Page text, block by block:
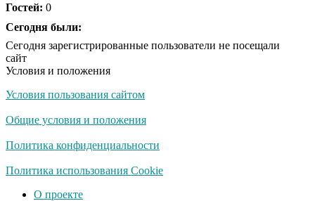
Забывший о
Плющенко отправляет
Азербайджан
Гостей: 0
Сегодня были:
Сегодня зарегистрированные пользователи не посещали
сайт
Условия и положения
Условия пользования сайтом
Общие условия и положения
Политика конфиденциальности
Политика использования Cookie
О проекте